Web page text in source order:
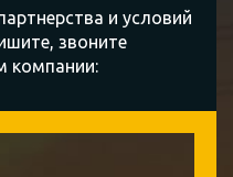
и условий
звоните
компании: